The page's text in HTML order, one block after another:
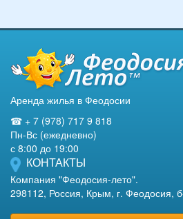
Аренда жилья в Феодосии
☎ + 7 (978) 717 9 818
Пн-Вс (ежедневно)
с 8:00 до 19:00
КОНТАКТЫ
Компания "Феодосия-лето".
298112, Россия, Крым, г. Феодосия,